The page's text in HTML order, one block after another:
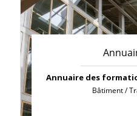
Annuaire des
Bâtiment /